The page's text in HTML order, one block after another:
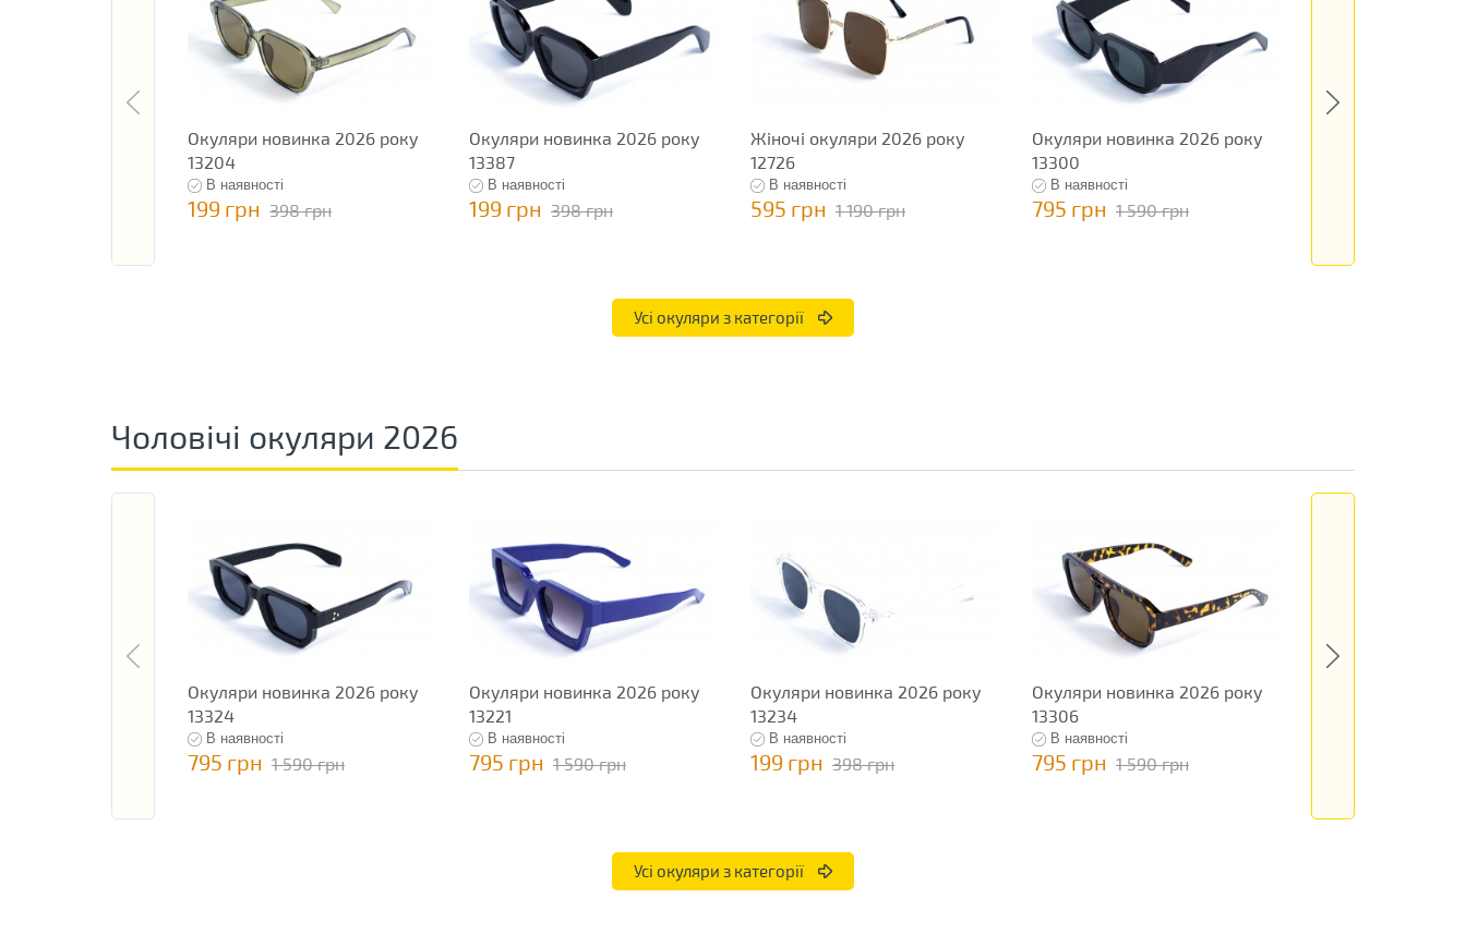
Окуляри новинка 2026 року
13204
В наявності
199 грн 398 грн
Окуляри новинка 2026 року
13387
В наявності
199 грн 398 грн
Жіночі окуляри 2026 року
12726
В наявності
595 грн 1 190 грн
Окуляри новинка 2026 року
13300
В наявності
795 грн 1 590 грн
Усі окуляри з категорії
Чоловічі окуляри 2026
Окуляри новинка 2026 року
13324
В наявності
795 грн 1 590 грн
Окуляри новинка 2026 року
13221
В наявності
795 грн 1 590 грн
Окуляри новинка 2026 року
13234
В наявності
199 грн 398 грн
Окуляри новинка 2026 року
13306
В наявності
795 грн 1 590 грн
Усі окуляри з категорії